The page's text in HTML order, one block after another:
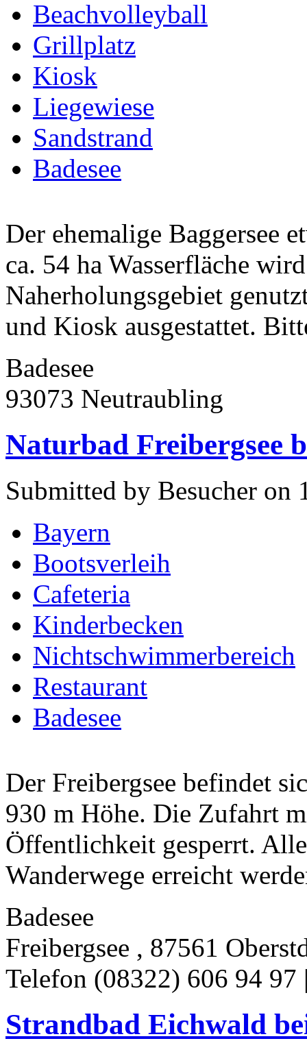
Beachvolleyball
Grillplatz
Kiosk
Liegewiese
Sandstrand
Badesee
Der ehemalige Baggersee
ca. 54 ha Wasserfläche
Naherholungsgebiet
und Kiosk ausgestattet.
Badesee
93073 Neutraubling
Naturbad Freibergsee
Submitted by Besucher on
Bayern
Bootsverleih
Cafeteria
Kinderbecken
Nichtschwimmerbereich
Restaurant
Badesee
Der Freibergsee befindet
930 m Höhe. Die Zufahrt
Öffentlichkeit gesperrt.
Wanderwege erreicht
Badesee
Freibergsee , 87561
Telefon (08322) 606 94
Strandbad Eichwald